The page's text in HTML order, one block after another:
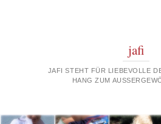
jafi
JAFI STEHT FÜR LIEBEVOLLE
HANG ZUM